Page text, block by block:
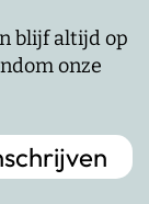
blijf altijd op
onze